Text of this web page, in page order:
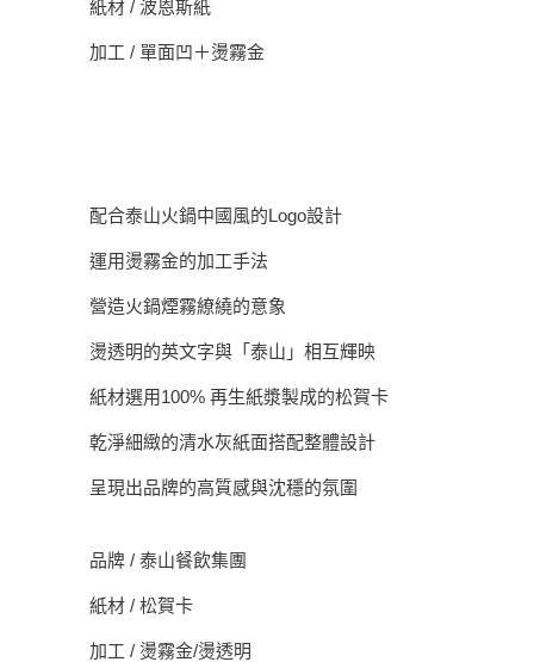
紙材 / 波恩斯紙
加工 / 單面凹＋燙霧金
配合泰山火鍋中國風的Logo設計
運用燙霧金的加工手法
營造火鍋煙霧繚繞的意象
燙透明的英文字與「泰山」相互輝映
紙材選用100% 再生紙漿製成的松賀卡
乾淨細緻的清水灰紙面搭配整體設計
呈現出品牌的高質感與沈穩的氛圍
品牌 / 泰山餐飲集團
紙材 / 松賀卡
加工 / 燙霧金/燙透明